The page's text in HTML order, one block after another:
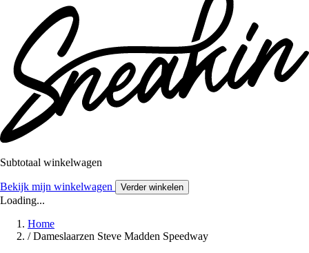
Subtotaal winkelwagen
Bekijk mijn winkelwagen Verder winkelen
Loading...
Home
/ Dameslaarzen Steve Madden Speedway